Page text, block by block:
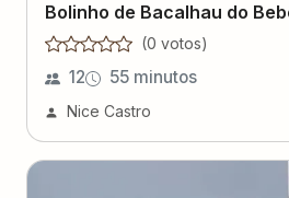
Bolinho de Bacalhau do
(0 votos)
12 55 minutos
Nice Castro